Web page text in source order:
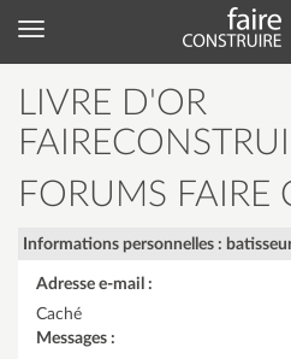
Menu
LIVRE D'OR
FORUMS FAIRE
Informations personnelles :
Adresse e-mail :
Caché
Messages :